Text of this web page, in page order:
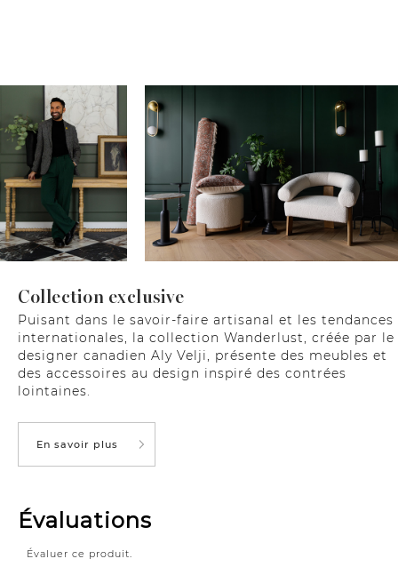
Collection exclusive
Puisant dans le savoir-faire artisanal et les tendances
internationales, la collection Wanderlust, créée par le
designer canadien Aly Velji, présente des meubles et
des accessoires au design inspiré des contrées
lointaines.
En savoir plus